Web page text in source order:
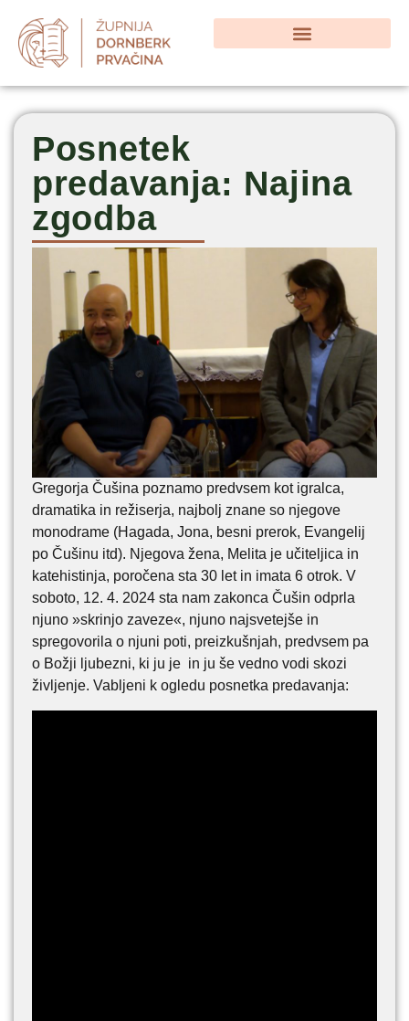
Posnetek
predavanja: Najina
zgodba
Gregorja Čušina poznamo predvsem kot igralca,
dramatika in režiserja, najbolj znane so njegove
monodrame (Hagada, Jona, besni prerok, Evangelij
po Čušinu itd). Njegova žena, Melita je učiteljica in
katehistinja, poročena sta 30 let in imata 6 otrok. V
soboto, 12. 4. 2024 sta nam zakonca Čušin odprla
njuno »skrinjo zaveze«, njuno najsvetejše in
spregovorila o njuni poti, preizkušnjah, predvsem pa
o Božji ljubezni, ki ju je in ju še vedno vodi skozi
življenje. Vabljeni k ogledu posnetka predavanja: